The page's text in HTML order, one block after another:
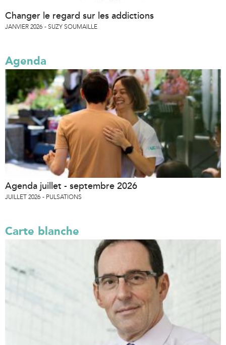
Changer le regard sur les addictions
JANVIER 2026 SUZY SOUMAILLE
Agenda
Agenda juillet - septembre 2026
JUILLET 2026 PULSATIONS
Carte blanche